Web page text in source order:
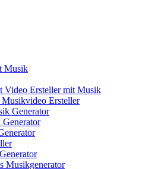
Musik
Video Ersteller mit Musik
Ersteller
Generator
Musikgenerator